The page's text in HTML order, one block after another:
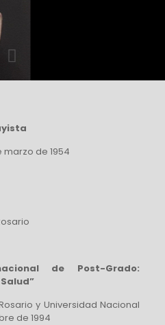
de 1954
de Post-Grado:
y Universidad Nacional
de 1994